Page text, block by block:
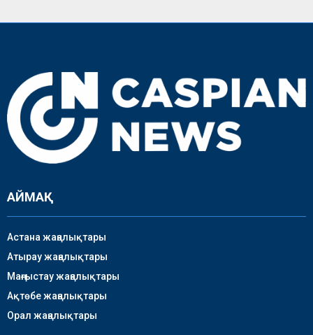
АЙМАҚ
Астана жаңалықтары
Атырау жаңалықтары
Маңғыстау жаңалықтары
Ақтөбе жаңалықтары
Орал жаңалықтары